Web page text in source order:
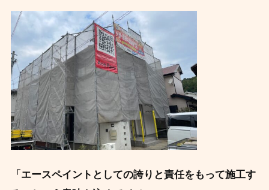
「エースペイントとしての誇りと責任をもって施工す